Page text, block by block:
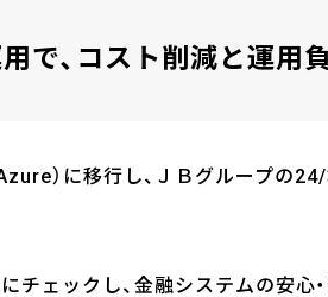
で、コスト削減と運用
）に移行し、ＪＢグループの
ェックし、金融システムの安心